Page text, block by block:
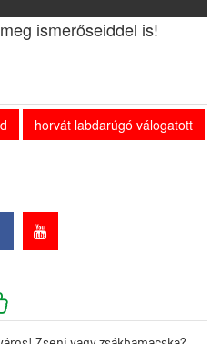
ismerőseiddel is!
horvát labdarúgó válogatott